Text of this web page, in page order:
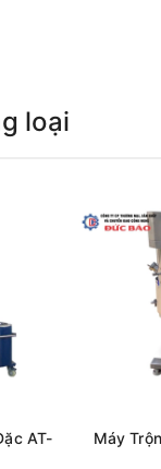
nhà sản xuất
loại
AT-
Máy